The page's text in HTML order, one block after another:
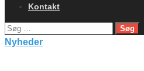
Kontakt
Søg
efter:
Nyheder